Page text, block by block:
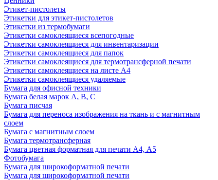
Этикет-пистолеты
Этикетки для этикет-пистолетов
Этикетки из термобумаги
Этикетки самоклеящиеся всепогодные
Этикетки самоклеящиеся для инвентаризации
Этикетки самоклеящиеся для папок
Этикетки самоклеящиеся для термотрансферной печати
Этикетки самоклеящиеся на листе А4
Этикетки самоклеящиеся удаляемые
Бумага для офисной техники
Бумага белая марок А, В, С
Бумага писчая
Бумага для переноса изображения на ткань и с магнитным
слоем
Бумага с магнитным слоем
Бумага термотрансферная
Бумага цветная форматная для печати А4, А5
Фотобумага
Бумага для широкоформатной печати
Бумага для широкоформатной печати